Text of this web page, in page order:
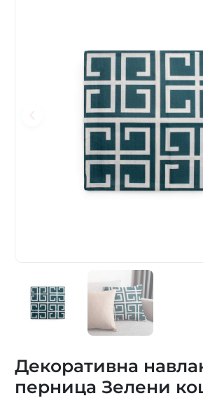
Декоративна
перница Зелени